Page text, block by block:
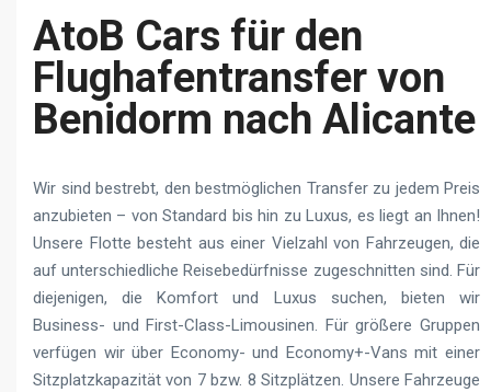
AtoB Cars für den
Flughafentransfer von
Benidorm nach Alicante
Wir sind bestrebt, den bestmöglichen Transfer zu jedem Preis
anzubieten – von Standard bis hin zu Luxus, es liegt an Ihnen!
Unsere Flotte besteht aus einer Vielzahl von Fahrzeugen, die
auf unterschiedliche Reisebedürfnisse zugeschnitten sind. Für
diejenigen, die Komfort und Luxus suchen, bieten wir
Business- und First-Class-Limousinen. Für größere Gruppen
verfügen wir über Economy- und Economy+-Vans mit einer
Sitzplatzkapazität von 7 bzw. 8 Sitzplätzen. Unsere Fahrzeuge